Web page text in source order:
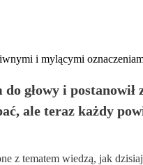
do głowy i
ale teraz każdy
z tematem wiedzą, jak